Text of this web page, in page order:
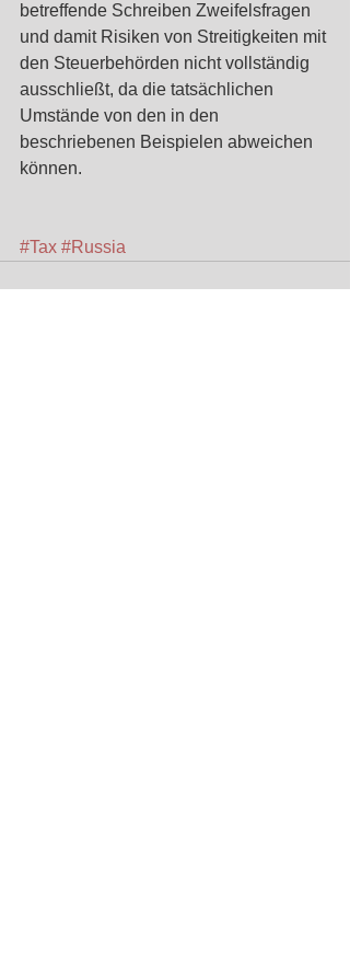
betreffende Schreiben Zweifelsfragen
und damit Risiken von Streitigkeiten mit
den Steuerbehörden nicht vollständig
ausschließt, da die tatsächlichen
Umstände von den in den
beschriebenen Beispielen abweichen
können.
#Tax #Russia